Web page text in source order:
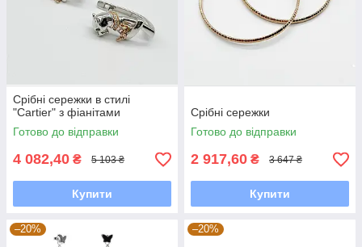
Срібні сережки в стилі
"Cartier" з фіанітами
Готово до відправки
4 082,40 ₴ 5 103 ₴
Купити
Срібні сережки
Готово до відправки
2 917,60 ₴ 3 647 ₴
Купити
–20% –20%